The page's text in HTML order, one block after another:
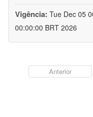
Vigência: Tue Dec 05
00:00:00 BRT 2026
Anterior